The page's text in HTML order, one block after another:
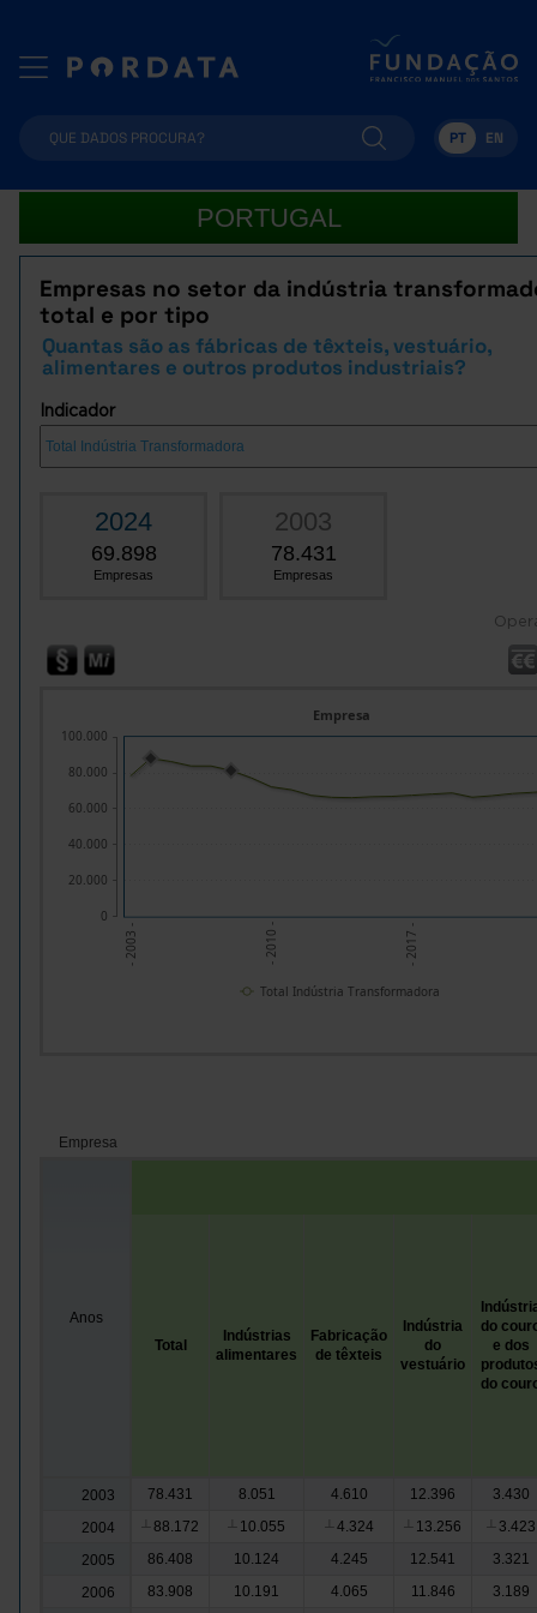
PT EN
PORTUGAL
Empresas no setor da indústria
total e por tipo
Quantas são as fábricas de têxteis, vestuário,
alimentares e outros produtos industriais?
Indicador
2024
69.898
Empresas
2003
78.431
Empresas
- 2003 - - 2010 - - 2017 -
Empresa
0
20.000
40.000
60.000
80.000
100.000
Total Indústria Transformadora
Empresa
Anos
Total
Indústrias
alimentares
Fabricação
de têxteis
Indústria
do
vestuário
do
e dos
do
2003 78.431 8.051 4.610 12.396
3.430
2004
┴ 88.172 ┴ 10.055 ┴ 4.324 ┴ 13.256 ┴ 3.423
2005
86.408 10.124 4.245 12.541
3.321
2006
83.908 10.191 4.065 11.846
3.189